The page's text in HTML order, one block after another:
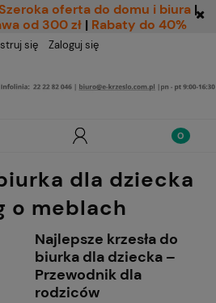
Szeroka oferta do domu i biura |
od 300 zł | Rabaty do 40%
się Zaloguj się
dla dziecka
o meblach
Najlepsze krzesła do
biurka dla dziecka –
Przewodnik dla
rodziców